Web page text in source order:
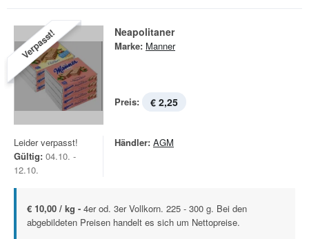
Verpasst! Neapolitaner
Marke: Manner
Preis: € 2,25
Leider verpasst!
Gültig: 04.10. -
12.10.
Händler: AGM
€ 10,00 / kg - 4er od. 3er Vollkorn. 225 - 300 g. Bei den
abgebildeten Preisen handelt es sich um Nettopreise.